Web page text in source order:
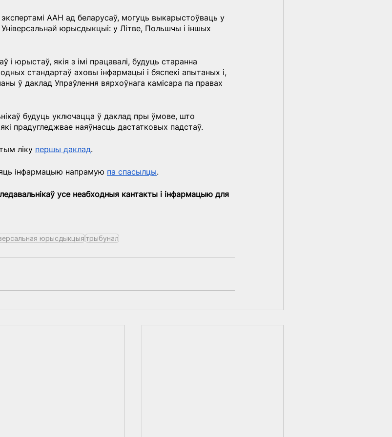
ААН ад беларусаў, могуць выкарыстоўваць у
юрысдыкцыі: у Літве, Польшчы і іншых
і юрыстаў, якія з імі працавалі, будуць старанна
стандартаў аховы інфармацыі і бяспекі апытаных і,
ў даклад Упраўлення вярхоўнага камісара па правах
будуць уключацца ў даклад пры ўмове, што
прадугледжвае наяўнасць дастатковых падстаў.
ліку першы даклад.
інфармацыю напрамую па спасылцы.
усе неабходныя кантакты і інфармацыю для
юрысдыкцыятрыбунал